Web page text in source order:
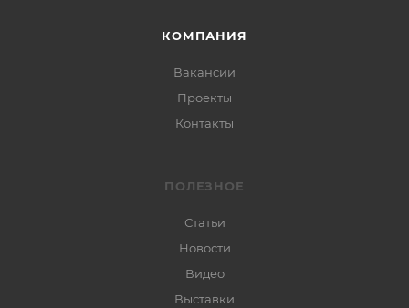
КОМПАНИЯ
Вакансии
Проекты
Контакты
ПОЛЕЗНОЕ
Статьи
Новости
Видео
Выставки